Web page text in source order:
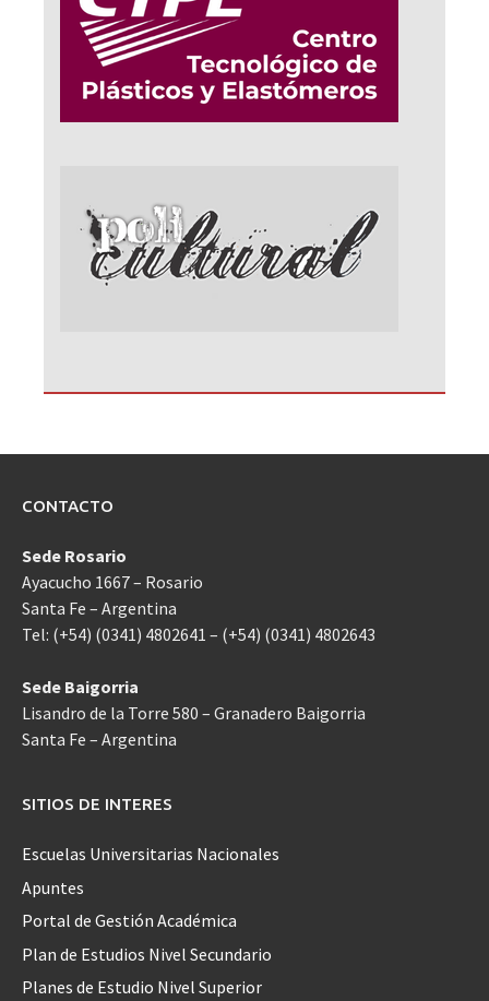
CONTACTO
Sede Rosario
Ayacucho 1667 – Rosario
Santa Fe – Argentina
Tel: (+54) (0341) 4802641 – (+54) (0341) 4802643
Sede Baigorria
Lisandro de la Torre 580 – Granadero Baigorria
Santa Fe – Argentina
SITIOS DE INTERES
Escuelas Universitarias Nacionales
Apuntes
Portal de Gestión Académica
Plan de Estudios Nivel Secundario
Planes de Estudio Nivel Superior